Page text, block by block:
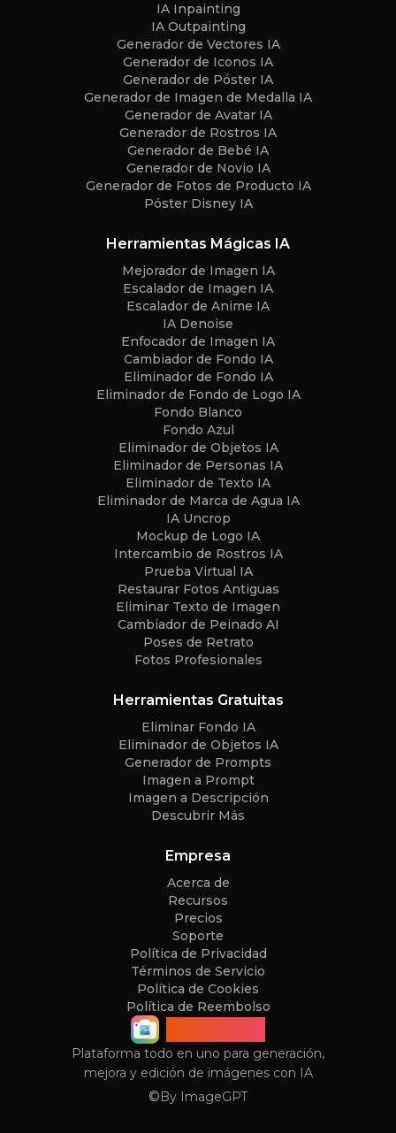
IA Inpainting
IA Outpainting
Generador de Vectores IA
Generador de Iconos IA
Generador de Póster IA
Generador de Imagen de Medalla IA
Generador de Avatar IA
Generador de Rostros IA
Generador de Bebé IA
Generador de Novio IA
Generador de Fotos de Producto IA
Póster Disney IA
Herramientas Mágicas IA
Mejorador de Imagen IA
Escalador de Imagen IA
Escalador de Anime IA
IA Denoise
Enfocador de Imagen IA
Cambiador de Fondo IA
Eliminador de Fondo IA
Eliminador de Fondo de Logo IA
Fondo Blanco
Fondo Azul
Eliminador de Objetos IA
Eliminador de Personas IA
Eliminador de Texto IA
Eliminador de Marca de Agua IA
IA Uncrop
Mockup de Logo IA
Intercambio de Rostros IA
Prueba Virtual IA
Restaurar Fotos Antiguas
Eliminar Texto de Imagen
Cambiador de Peinado AI
Poses de Retrato
Fotos Profesionales
Herramientas Gratuitas
Eliminar Fondo IA
Eliminador de Objetos IA
Generador de Prompts
Imagen a Prompt
Imagen a Descripción
Descubrir Más
Empresa
Acerca de
Recursos
Precios
Soporte
Política de Privacidad
Términos de Servicio
Política de Cookies
Política de Reembolso
Plataforma todo en uno para generación,
mejora y edición de imágenes con IA
©By ImageGPT